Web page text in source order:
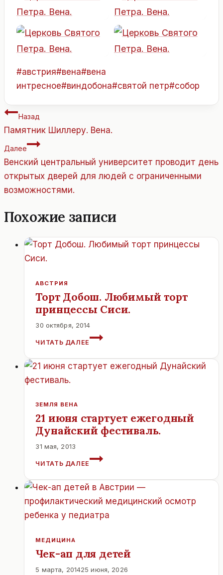
Метки
записи:
#австрия#вена#вена
интресное#виндобона#святой петр#собор
Навигация
по
записям
Назад
Памятник Шиллеру. Вена.
Далее
Венский центральный университет проводит день
открытых дверей для людей с ограниченными
возможностями.
Похожие записи
АВСТРИЯ
Торт Добош. Любимый торт
принцессы Сиси.
30 октября, 2014
ЧИТАТЬ ДАЛЕЕ
ТОРТ
ТОРТ
ЗЕМЛЯ ВЕНА
21 июня стартует ежегодный
Дунайский фестиваль.
31 мая, 2013
ЧИТАТЬ ДАЛЕЕ
21
СТАРТУЕТ
ЕЖЕГОДНЫЙ
ДУНАЙСКИЙ
МЕДИЦИНА
Чек-ап для детей
5 марта, 201425 июня, 2026